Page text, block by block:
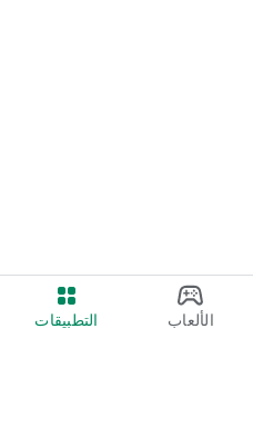
الألعاب التطبيقات